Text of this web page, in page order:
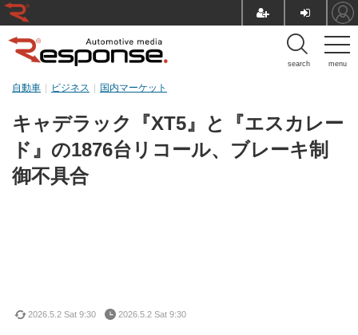
menu
search
キャデラック『XT5』と『エスカレー
ド』の1876台リコール、ブレーキ制
御不具合
自動車 ビジネス 国内マーケット
2026.5.2 Sat 9:30 2026.5.2 Sat 9:30